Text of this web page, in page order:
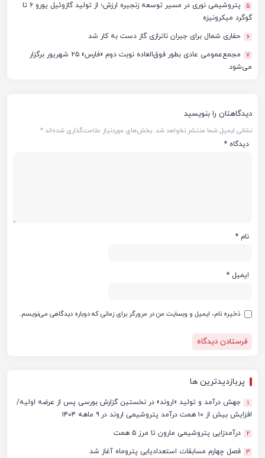
5
پتروشیمی نوری در مسیر توسعه زنجیره ارزش؛ از تولید گازوئیل یورو ۶ تا
گوگرد میکرونیزه
6 حفاری شمال برای جبران ناترازی گاز دست به کار شد
7
مجمع‌عمومی عادی بطور فوق‌العاده نوبت دوم «فارس» ۲۵ شهریور برگزار
می‌شود
دیدگاهتان را بنویسید
نشانی ایمیل شما منتشر نخواهد شد. بخش‌های موردنیاز علامت‌گذاری شده‌اند*
دیدگاه *
نام *
ایمیل *
ذخیره نام، ایمیل و وبسایت من در مرورگر برای زمانی که دوباره دیدگاهی می‌نویسم.
پربازدیدترین ها
1
جهش درآمد و تولید «اروند» در نخستین گزارش بورسی پس از عرضه اولیه/
افزایش بیش از ۱۰ همت درآمد پتروشیمی اروند در ۹ ماهه ۱۴۰۴
2 درآمدزایی پتروشیمی مارون تا مرز ۵ همت
3 فصل چهارم مسابقات استعدادیابی پتروماه آغاز شد